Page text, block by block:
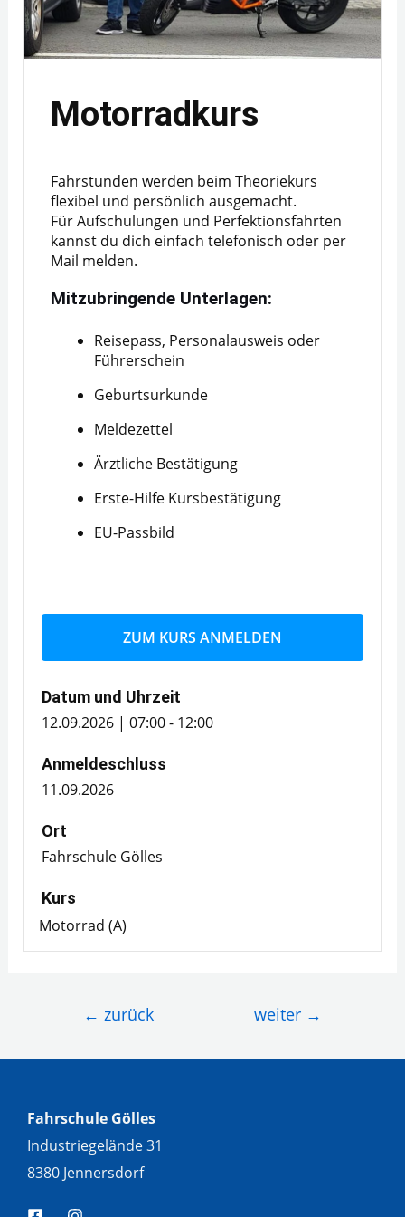
Motorradkurs
Fahrstunden werden beim Theoriekurs
flexibel und persönlich ausgemacht.
Für Aufschulungen und Perfektionsfahrten
kannst du dich einfach telefonisch oder per
Mail melden.
Mitzubringende Unterlagen:
Reisepass, Personalausweis oder
Führerschein
Geburtsurkunde
Meldezettel
Ärztliche Bestätigung
Erste-Hilfe Kursbestätigung
EU-Passbild
ZUM KURS ANMELDEN
Datum und Uhrzeit
12.09.2026 | 07:00 - 12:00
Anmeldeschluss
11.09.2026
Ort
Fahrschule Gölles
Kurs
Motorrad (A)
Beitragsnavigation
← zurück weiter →
Fahrschule Gölles
Industriegelände 31
8380 Jennersdorf